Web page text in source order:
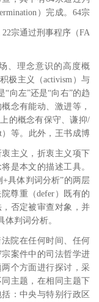
）完成。 64宗
22宗通过刑事程序（FA
、理念意识的高度概
极主义（activism ）与
向左”还是“向右”的趋
念有能动、激进等，
的概念有保守、谦抑/
）等。此外，王书成博
主义 ，折衷主义项下
是本文的描述工具。
+具体判词分析”的两层
尊重（defer ）既有的
否定被审查对象，并
判词分析。
院在任何时间、任何
宗案件中的司法哲学进
个方面进行探讨，采
主题，在相同主题下
：中央与特别行政区